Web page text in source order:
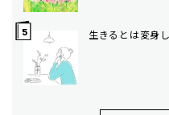
生きるとは変身